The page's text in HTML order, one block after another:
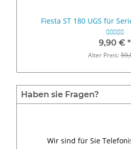
Fiesta ST 180 UGS für
9,90 € *
Alter Preis:
Haben sie Fragen?
Wir sind für Sie